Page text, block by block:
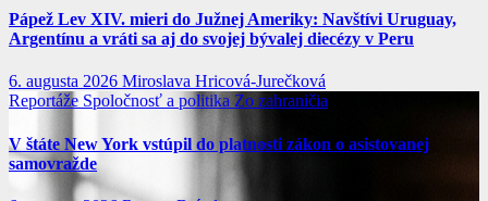
Pápež Lev XIV. mieri do Južnej Ameriky: Navštívi Uruguay,
Argentínu a vráti sa aj do svojej bývalej diecézy v Peru
6. augusta 2026 Miroslava Hricová-Jurečková
Reportáže Spoločnosť a politika Zo zahraničia
V štáte New York vstúpil do platnosti zákon o asistovanej
samovražde